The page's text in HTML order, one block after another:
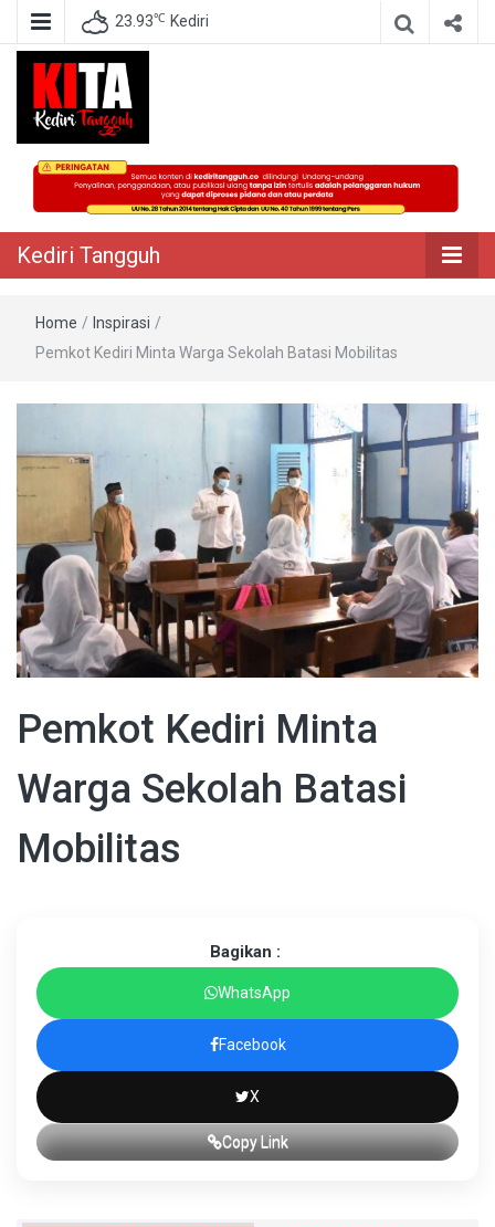
23.93℃ Kediri
Kediri Tangguh
Berita Akurat Terpercaya
Kediri Tangguh
Home / Inspirasi /
Pemkot Kediri Minta Warga Sekolah Batasi Mobilitas
Pemkot Kediri Minta
Warga Sekolah Batasi
Mobilitas
Bagikan :
WhatsApp
Facebook
X
Copy Link